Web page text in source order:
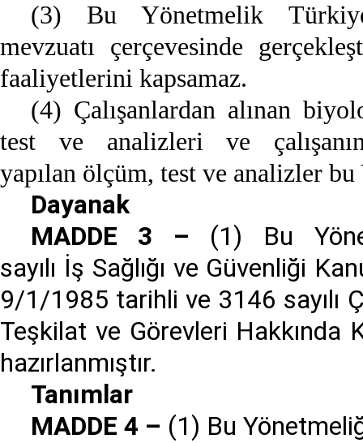
(3) Bu Yönetmelik
mevzuatı çerçevesinde
faaliyetlerini kapsamaz.
(4) Çalışanlardan alınan
test ve analizleri ve
yapılan ölçüm, test ve analizler bu
Dayanak
MADDE 3 – (1) Bu
sayılı İş Sağlığı ve Güvenliği
9/1/1985 tarihli ve 3146 sayılı
Teşkilat ve Görevleri Hakkında
hazırlanmıştır.
Tanımlar
MADDE 4 – (1) Bu